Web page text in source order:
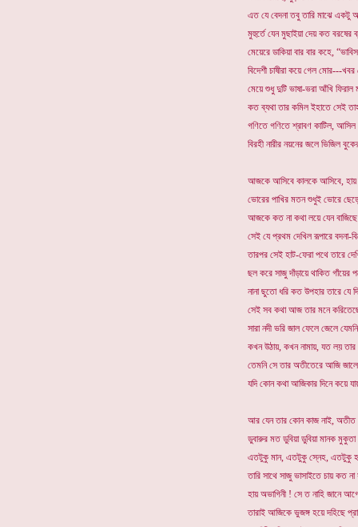
এত যে বেদনা তবু তারি মাঝে একটু
মুহুর্তে যেন মুছাইয়া দেয় কত বরষের
মেয়েরে ডাকিয়া বার বার কহে,
বিদেশী চাষীরা কয়ে গেল মোর---
মেয়ে শুধু দুটি ভাষা-ভরা আঁখি ফিরাল
কত ব্যথা তার কমিল ইহাতে সেই
গণিতে গণিতে শ্রাবণ কাটিল, আসিল
বিরহী নারীর নয়নের জলে ভিজিল
আজকে আসিবে কালকে আসিবে, হায়
ভোরের পাখির মতন শুধুই ভোরে ছেড়ে
আজকে কত না কথা লয়ে যেন বাজিছে
সেই যে প্রথম দেখিল রূপারে বদনা-
তারপর সেই হাট-ফেরা পথে তারে
ছল করে সাজু দাঁড়ায়ে থাকিত গাঁয়ের
নানা ছুতো ধরি কত উপহার তারে যে
সেই সব কথা আজ তার মনে করিতেছে
সারা নদী ভরি জাল ফেলে জেলে
কখন উঠায়, কখন নামায়, যত লয় তার
তেমনি সে তার অতীতেরে আজি জালে
যদি কোন কথা আজিকার দিনে কয়ে
আর যেন তার কোন কাজ নাই, অতীত
ডুবারুর মত ডুবিয়া ডুবিয়া মানক মুকুতা
এতটুকু মান, এতটুকু স্নেহ, এতটুকু
তারি সাথে সাজু ভাসাইতে চায় কত
হায় অভাগিনী ! সে ত নাহি জানে
তারাই আজিকে ভুজঙ্গ হয়ে দহিছে